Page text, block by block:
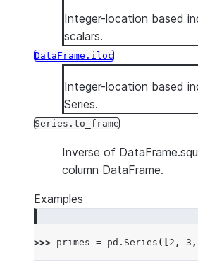
Integer-location based
scalars.
DataFrame.iloc
Integer-location based
Series.
Series.to_frame
Inverse of
column DataFrame.
Examples
>>> primes = pd . Series ([ 2 , 3 ,